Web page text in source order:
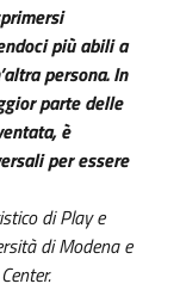
più abili a
persona. In
parte delle
è
per essere
di Play e
di Modena e